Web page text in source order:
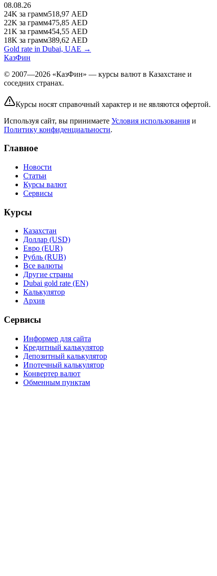
08.08.26
24K за грамм518,97 AED
22K за грамм475,85 AED
21K за грамм454,55 AED
18K за грамм389,62 AED
Gold rate in Dubai, UAE →
КазФин
© 2007—2026 «КазФин» — курсы валют в Казахстане и
соседних странах.
Курсы носят справочный характер и не являются офертой.
Используя сайт, вы принимаете Условия использования и
Политику конфиденциальности.
Главное
Новости
Статьи
Курсы валют
Сервисы
Курсы
Казахстан
Доллар (USD)
Евро (EUR)
Рубль (RUB)
Все валюты
Другие страны
Dubai gold rate (EN)
Калькулятор
Архив
Сервисы
Информер для сайта
Кредитный калькулятор
Депозитный калькулятор
Ипотечный калькулятор
Конвертер валют
Обменным пунктам